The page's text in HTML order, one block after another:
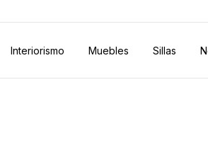
Interiorismo Muebles Sillas